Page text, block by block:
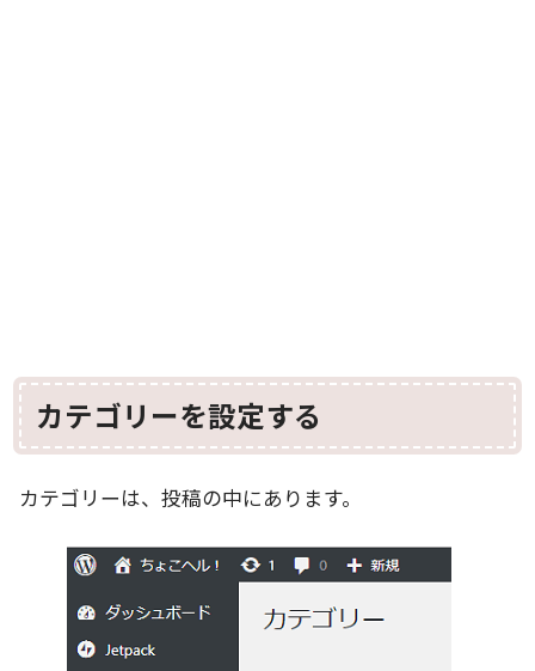
カテゴリーを設定する
カテゴリーは、投稿の中にあります。